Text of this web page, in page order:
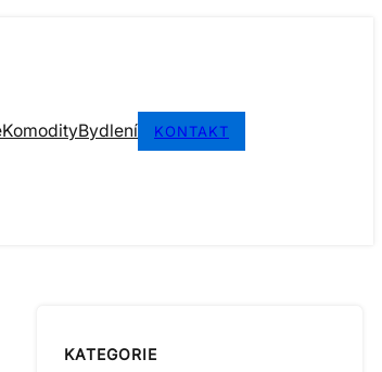
KomodityBydlení KONTAKT
KATEGORIE